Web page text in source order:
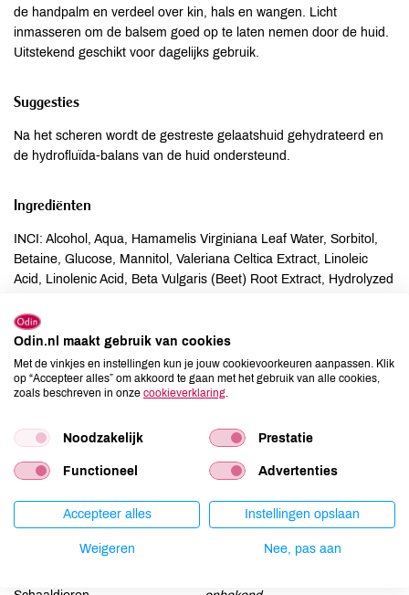
de handpalm en verdeel over kin, hals en wangen. Licht
inmasseren om de balsem goed op te laten nemen door de huid.
Uitstekend geschikt voor dagelijks gebruik.
Suggesties
Na het scheren wordt de gestreste gelaatshuid gehydrateerd en
de hydrofluïda-balans van de huid ondersteund.
Ingrediënten
INCI: Alcohol, Aqua, Hamamelis Virginiana Leaf Water, Sorbitol,
Betaine, Glucose, Mannitol, Valeriana Celtica Extract, Linoleic
Acid, Linolenic Acid, Beta Vulgaris (Beet) Root Extract, Hydrolyzed
Parfum, Lactic Acid, Menthol, Citral, Citronellol, Coumarin,
Geraniol, Limonene, Linalool.
Allergenen
Ei
onbekend
Gluten
onbekend
Lupine
onbekend
Odin.nl maakt gebruik van cookies
Met de vinkjes en instellingen kun je jouw cookievoorkeuren aanpassen. Klik
op “Accepteer alles” om akkoord te gaan met het gebruik van alle cookies,
zoals beschreven in onze cookieverklaring.
Noodzakelijk Prestatie
Functioneel Advertenties
Accepteer alles Instellingen opslaan
Weigeren Nee, pas aan